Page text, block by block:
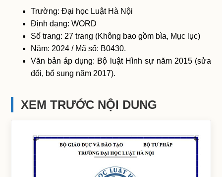
Trường: Đại học Luật Hà Nội
Định dạng: WORD
Số trang: 27 trang (Không bao gồm bìa, Mục lục)
Năm: 2024 / Mã số: B0430.
Văn bản áp dụng: Bộ luật Hình sự năm 2015 (sửa
đổi, bổ sung năm 2017).
XEM TRƯỚC NỘI DUNG